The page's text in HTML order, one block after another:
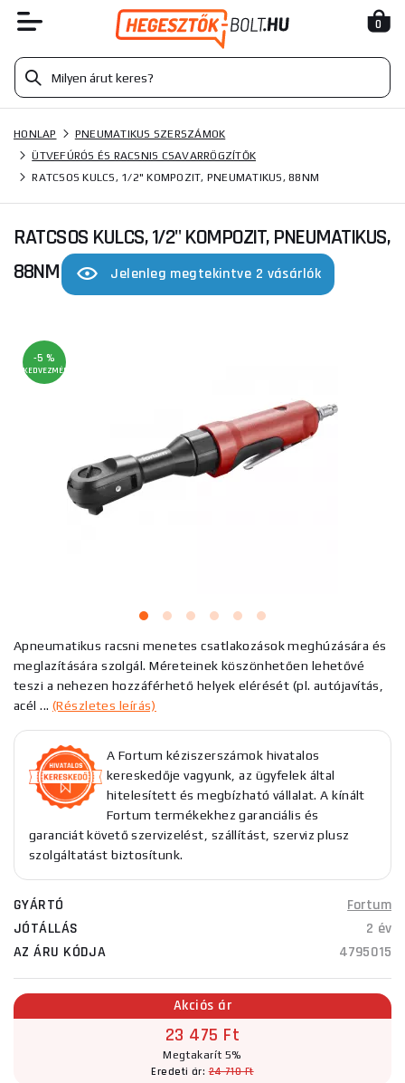
0
HONLAP
PNEUMATIKUS SZERSZÁMOK
ÜTVEFÚRÓS ÉS RACSNIS CSAVARRÖGZÍTŐK
RATCSOS KULCS, 1/2" KOMPOZIT, PNEUMATIKUS, 88NM
RATCSOS KULCS, 1/2" KOMPOZIT, PNEUMATIKUS,
88NM
Jelenleg megtekintve 2 vásárlók
-5 %
KEDVEZMÉNY
Apneumatikus racsni menetes csatlakozások meghúzására és
meglazítására szolgál. Méreteinek köszönhetően lehetővé
teszi a nehezen hozzáférhető helyek elérését (pl. autójavítás,
acél ... (Részletes leírás)
A Fortum kéziszerszámok hivatalos
kereskedője vagyunk, az ügyfelek által
hitelesített és megbízható vállalat. A kínált
Fortum termékekhez garanciális és
garanciát követő szervizelést, szállítást, szerviz plusz
szolgáltatást biztosítunk.
GYÁRTÓ
Fortum
JÓTÁLLÁS
2 év
AZ ÁRU KÓDJA
4795015
Akciós ár
23 475 Ft
Megtakarít 5%
Eredeti ár:24 710 Ft